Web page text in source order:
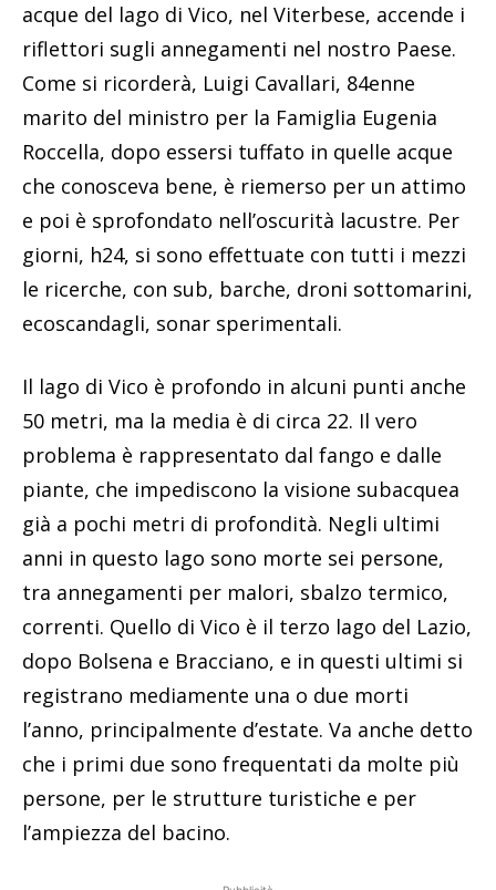
acque del lago di Vico, nel Viterbese, accende i
riflettori sugli annegamenti nel nostro Paese.
Come si ricorderà, Luigi Cavallari, 84enne
marito del ministro per la Famiglia Eugenia
Roccella, dopo essersi tuffato in quelle acque
che conosceva bene, è riemerso per un attimo
e poi è sprofondato nell’oscurità lacustre. Per
giorni, h24, si sono effettuate con tutti i mezzi
le ricerche, con sub, barche, droni sottomarini,
ecoscandagli, sonar sperimentali.
Il lago di Vico è profondo in alcuni punti anche
50 metri, ma la media è di circa 22. Il vero
problema è rappresentato dal fango e dalle
piante, che impediscono la visione subacquea
già a pochi metri di profondità. Negli ultimi
anni in questo lago sono morte sei persone,
tra annegamenti per malori, sbalzo termico,
correnti. Quello di Vico è il terzo lago del Lazio,
dopo Bolsena e Bracciano, e in questi ultimi si
registrano mediamente una o due morti
l’anno, principalmente d’estate. Va anche detto
che i primi due sono frequentati da molte più
persone, per le strutture turistiche e per
l’ampiezza del bacino.